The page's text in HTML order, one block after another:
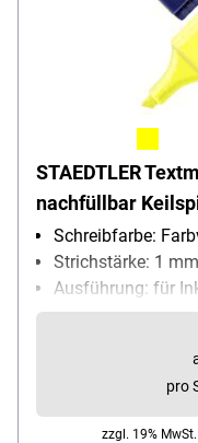
STAEDTLER
nachfüllbar
Schreibfarbe:
Strichstärke: 1
Ausführung: für
trocken,
Besonderheiten:
nicht aus (z.B. im
Inhalt pro Pack: 1
pro
zzgl. 19% MwSt.